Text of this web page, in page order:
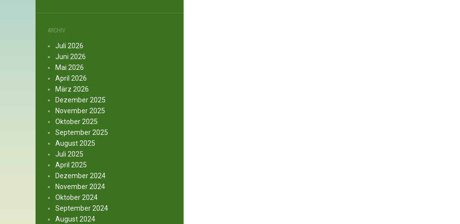
ARCHIV
Juli 2026
Juni 2026
Mai 2026
April 2026
März 2026
Dezember 2025
November 2025
Oktober 2025
September 2025
August 2025
Juli 2025
April 2025
Dezember 2024
November 2024
Oktober 2024
September 2024
August 2024